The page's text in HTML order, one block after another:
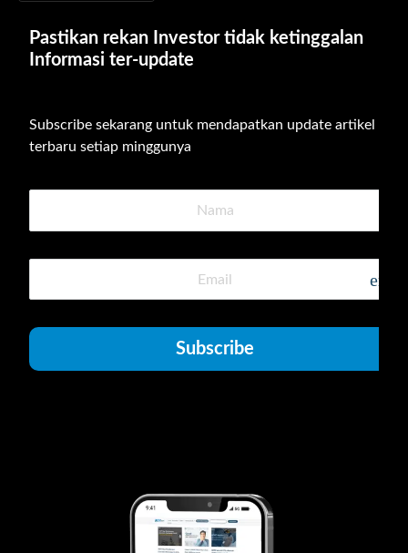
Pastikan rekan Investor tidak ketinggalan
Informasi ter-update
Subscribe sekarang untuk mendapatkan update artikel
terbaru setiap minggunya
Subscribe